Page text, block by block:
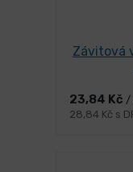
Závitová
23,84 Kč /
28,84 Kč s